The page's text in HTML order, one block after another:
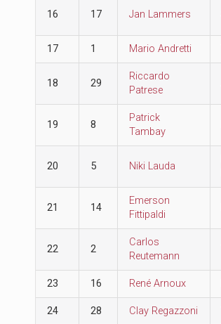
16 17 Jan Lammers
17 1 Mario Andretti
18 29
Riccardo
Patrese
19 8
Patrick
Tambay
20 5 Niki Lauda
21 14
Emerson
Fittipaldi
22 2
Carlos
Reutemann
23 16 René Arnoux
24 28 Clay Regazzoni